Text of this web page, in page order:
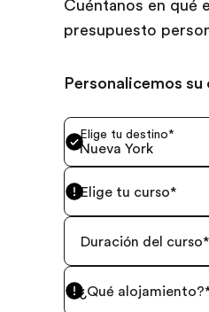
Cuéntanos en qué
presupuesto
Personalicemos
Elige tu destino*
Nueva York
Elige tu curso*
Duración del curso*
¿Qué alojamiento?